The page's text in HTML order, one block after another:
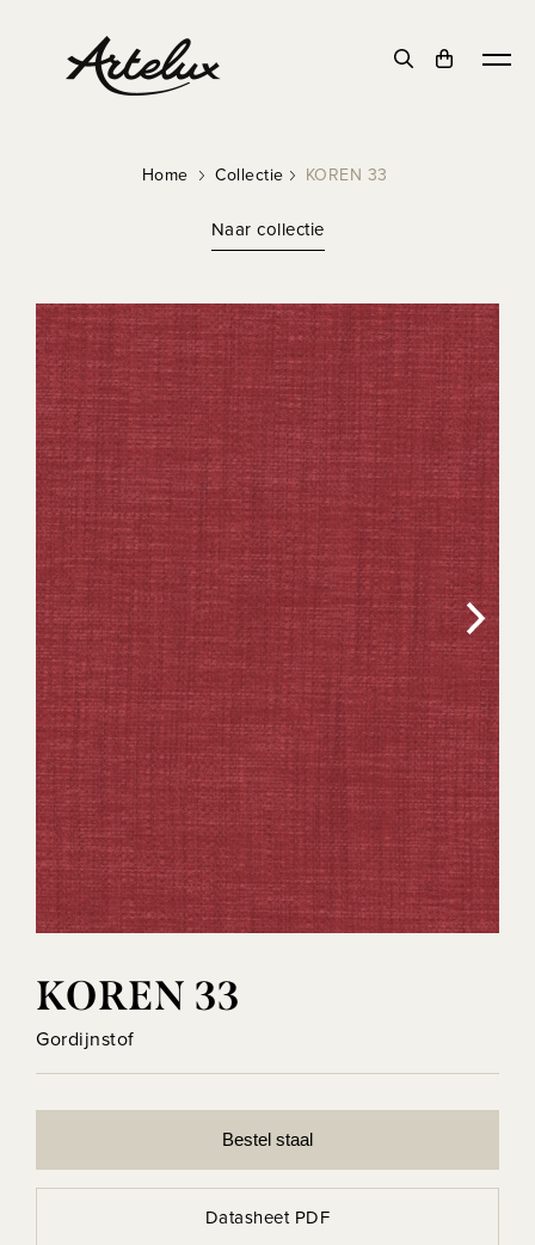
Home Collectie KOREN 33
Naar collectie
KOREN 33
Gordijnstof
Bestel staal
Datasheet PDF